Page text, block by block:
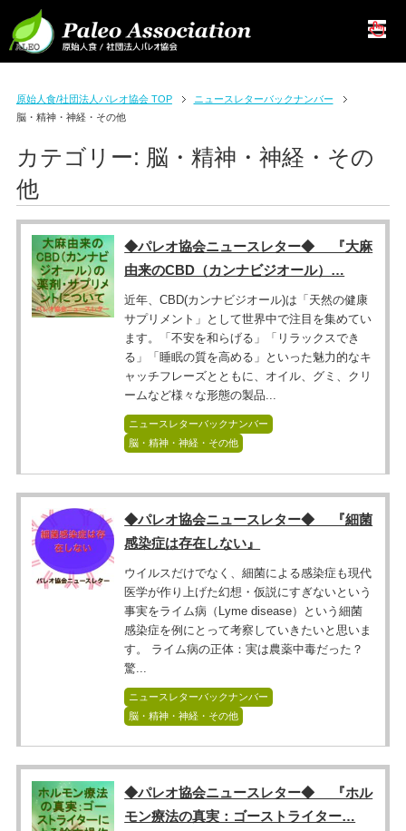
原始人食/社団法人パレオ協会 TOP
ニュースレターバックナンバー
脳・精神・神経・その他
カテゴリー: 脳・精神・神経・その
他
◆パレオ協会ニュースレター◆ 『大麻
由来のCBD（カンナビジオール）…
近年、CBD(カンナビジオール)は「天然の健康
サプリメント」として世界中で注目を集めてい
ます。「不安を和らげる」「リラックスでき
る」「睡眠の質を高める」といった魅力的なキ
ャッチフレーズとともに、オイル、グミ、クリ
ームなど様々な形態の製品...
ニュースレターバックナンバー
脳・精神・神経・その他
◆パレオ協会ニュースレター◆ 『細菌
感染症は存在しない』
ウイルスだけでなく、細菌による感染症も現代
医学が作り上げた幻想・仮説にすぎないという
事実をライム病（Lyme disease）という細菌
感染症を例にとって考察していきたいと思いま
す。 ライム病の正体：実は農薬中毒だった？
驚...
ニュースレターバックナンバー
脳・精神・神経・その他
◆パレオ協会ニュースレター◆ 『ホル
モン療法の真実：ゴーストライター…